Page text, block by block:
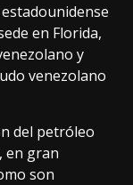
en Florida,
y
venezolano
del petróleo
en gran
son